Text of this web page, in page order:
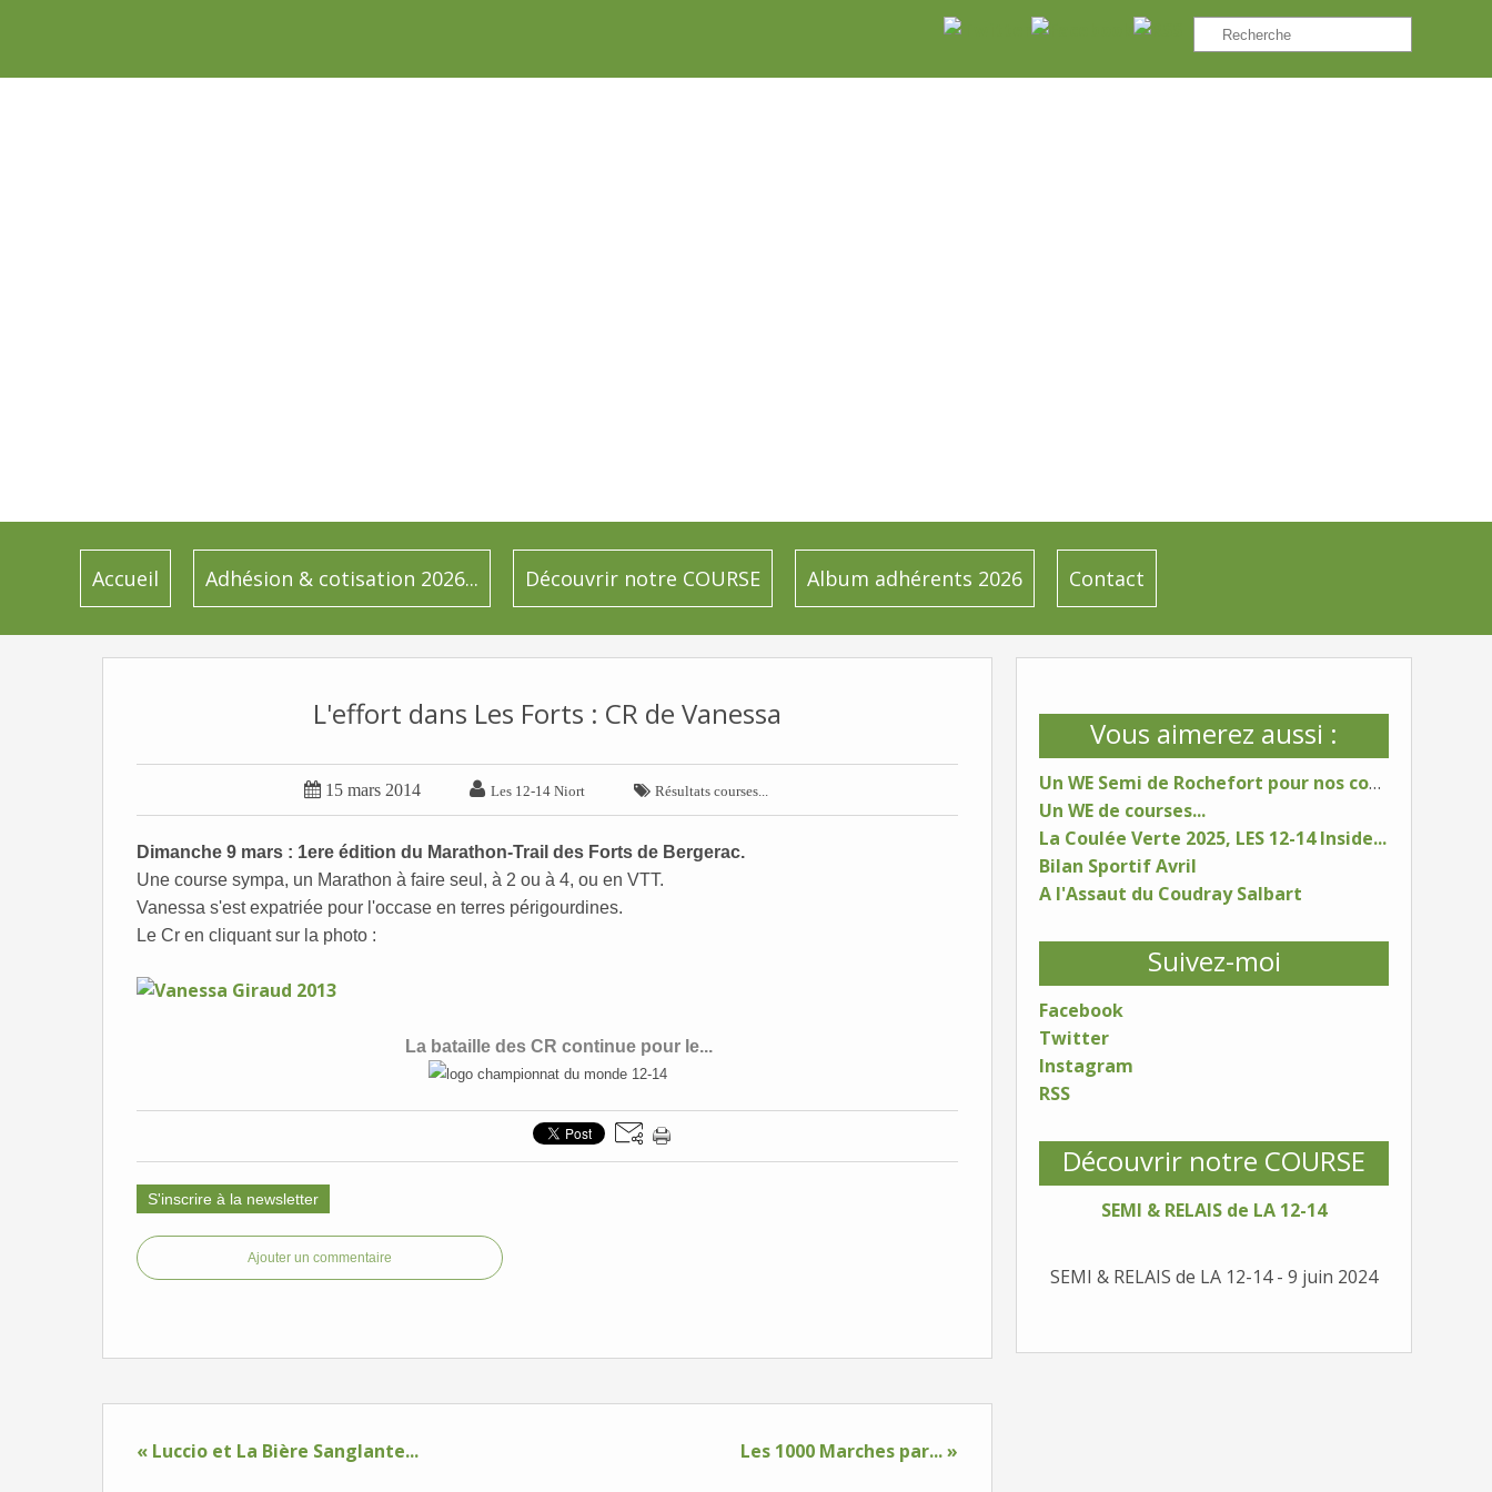
Accueil Adhésion & cotisation 2026... Découvrir notre COURSE Album adhérents 2026 Contact
Vous aimerez aussi :
Un WE Semi de Rochefort pour nos coureurs
Un WE de courses...
La Coulée Verte 2025, LES 12-14 Inside...
Bilan Sportif Avril
A l'Assaut du Coudray Salbart
Suivez-moi
Facebook
Twitter
Instagram
RSS
Découvrir notre COURSE
SEMI & RELAIS de LA 12-14
SEMI & RELAIS de LA 12-14 - 9 juin 2024
L'effort dans Les Forts : CR de Vanessa
 15 mars 2014  Les 12-14 Niort  Résultats courses...
Dimanche 9 mars : 1ere édition du Marathon-Trail des Forts de Bergerac.
Une course sympa, un Marathon à faire seul, à 2 ou à 4, ou en VTT.
Vanessa s'est expatriée pour l'occase en terres périgourdines.
Le Cr en cliquant sur la photo :
La bataille des CR continue pour le...
S'inscrire à la newsletter
Ajouter un commentaire
« Luccio et La Bière Sanglante... Les 1000 Marches par... »